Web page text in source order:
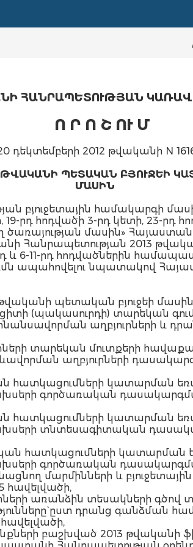
ՀԱՆՐԱՊԵՏՈՒԹՅԱՆ
Ո Ր Ո Շ ՈՒ Մ
դեկտեմբերի 2012 թվականի N
ՊԵՏԱԿԱՆ ԲՅՈՒՋԵԻ
ՄԱՍԻՆ
բյուջետային համակարգի
րդ հոդվածի 3-րդ կետի, 23-րդ
մասին»
Հանրապետության 2013
և 6-11-րդ հոդվածներին
ապահովելու նպատակով
պետական բյուջեի
(պակասուրդի) տարեկան
աղբյուրների և
տարեկան մուտքերի
աղբյուրների
հատկացումների կատարման
գործառական
հատկացումների կատարման
ծախսերի տնտեսագիտական
հատկացումների կատարման
գործառական
մարմինների և
հավելվածի,
առանձին տեսակների գծով
ըստ դրանց
բաշխված 2013